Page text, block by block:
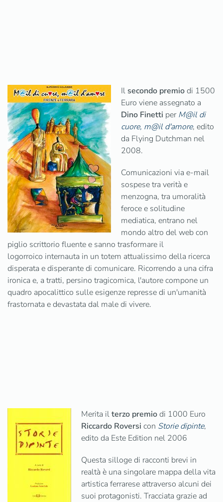
Il secondo premiodi 1500
Euro viene assegnato a
Dino Finetti perM@il di
cuore, m@il d'amore, edito
da Flying Dutchman nel
2008.
Comunicazioni via e-mail
sospese tra verità e
menzogna, tra umoralità
feroce e solitudine
mediatica, entrano nel
mondo altro del web con
piglio scrittorio fluente e sanno trasformare il
logorroico internauta in un totem attualissimo della ricerca
disperata e disperante di comunicare. Ricorrendo a una cifra
ironica e, a tratti, persino tragicomica, l'autore compone un
quadro apocalittico sulle esigenze represse di un'umanità
frastornata e devastata dal male di vivere.
Merita ilterzo premiodi 1000 Euro
Riccardo Roversi con Storie dipinte,
edito da Este Edition nel 2006
Questa silloge di racconti brevi in
realtà è una singolare mappa della vita
artistica ferrarese attraverso alcuni dei
suoi protagonisti. Tracciata grazie ad